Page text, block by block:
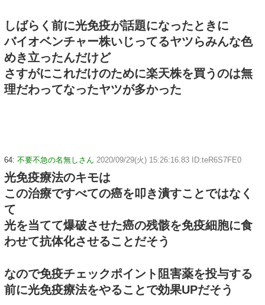
しばらく前に光免疫が話題になったときに
バイオベンチャー株いじってるヤツらみんな色
めき立ったんだけど
さすがにこれだけのために楽天株を買うのは無
理だわってなったヤツが多かった
64: 不要不急の名無しさん 2020/09/29(火) 15:26:16.83 ID:teR6S7FE0
光免疫療法のキモは
この治療ですべての癌を叩き潰すことではなく
て
光を当てて爆破させた癌の残骸を免疫細胞に食
わせて抗体化させることだそう
なので免疫チェックポイント阻害薬を投与する
前に光免疫療法をやることで効果UPだそう